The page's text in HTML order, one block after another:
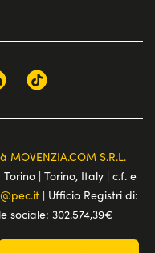
S.R.L.
| Torino, Italy | c.f. e
| Ufficio Registri di:
sociale: 302.574,39€